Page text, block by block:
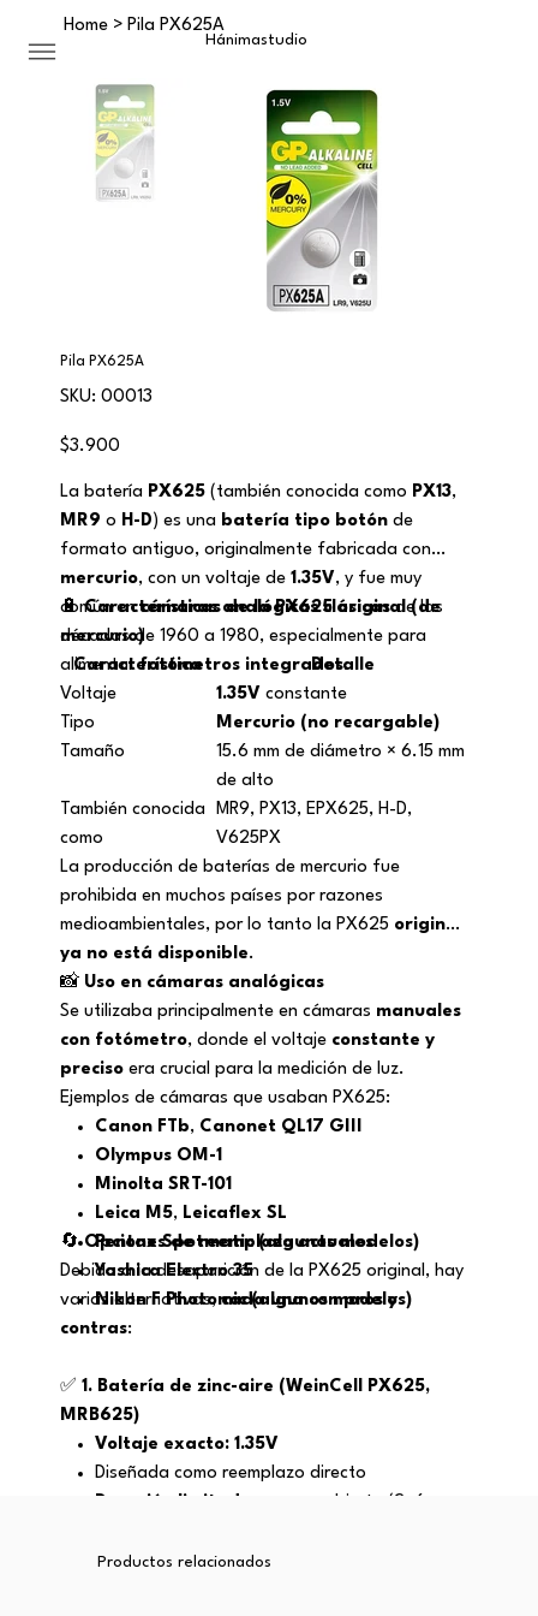
Hánimastudio
Home > Pila PX625A
Pila PX625A
SKU:
SKU
00013
00013
Precio
$3.900
La batería PX625(también conocida como PX13,
MR9 o H-D ) es una batería tipo botónde
formato antiguo, originalmente fabricada con
mercurio, con un voltaje de 1.35V, y fue muy
común encámaras analógicas clásicasde las
décadas de 1960 a 1980, especialmente para
alimentarfotómetros integrados.
🔋Características de la PX625 original (de
mercurio)
Característica
Detalle
Voltaje
1.35V constante
Tipo
Mercurio (no recargable)
Tamaño
15.6 mm de diámetro × 6.15 mm
de alto
También conocida
como
MR9, PX13, EPX625, H-D,
V625PX
La producción de baterías de mercurio fue
prohibida en muchos países por razones
medioambientales, por lo tanto la PX625 original
ya no está disponible.
📸 Uso en cámaras analógicas
Se utilizaba principalmente en cámaras manuales
con fotómetro, donde el voltaje constante y
precisoera crucial para la medición de luz.
Ejemplos de cámaras que usaban PX625:
Canon FTb, Canonet QL17 GIII
Olympus OM-1
Minolta SRT-101
Leica M5, Leicaflex SL
Pentax Spotmatic (algunos modelos)
Yashica Electro 35
Nikon F Photomic (algunos modelos)
🔄Opciones de reemplazo actuales
Debido a la desaparición de la PX625 original, hay
varias alternativas,cada una con pros y
contras:
✅ 1. Batería de zinc-aire (WeinCell PX625,
MRB625)
Voltaje exacto: 1.35V
Diseñada como reemplazo directo
Muy buena para fotómetros
✅ Recomendación si usas una cámara con PX625:
Productos relacionados